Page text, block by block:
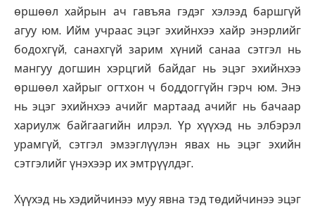
өршөөл хайрын ач гавъяа гэдэг хэлээд баршгүй
агуу юм. Ийм учраас эцэг эхийнхээ хайр энэрлийг
бодохгүй, санахгүй зарим хүний санаа сэтгэл нь
мангуу догшин хэрцгий байдаг нь эцэг эхийнхээ
өршөөл хайрыг огтхон ч боддоггүйн гэрч юм. Энэ
нь эцэг эхийнхээ ачийг мартаад ачийг нь бачаар
хариулж байгаагийн илрэл. Үр хүүхэд нь элбэрэл
урамгүй, сэтгэл эмзэглүүлэн явах нь эцэг эхийн
сэтгэлийг үнэхээр их эмтрүүлдэг.
Хүүхэд нь хэдийчинээ муу явна тэд төдийчинээ эцэг